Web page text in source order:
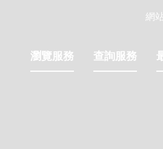
網
瀏覽服務 查詢服務